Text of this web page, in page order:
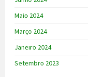
Maio 2024
Março 2024
Janeiro 2024
Setembro 2023